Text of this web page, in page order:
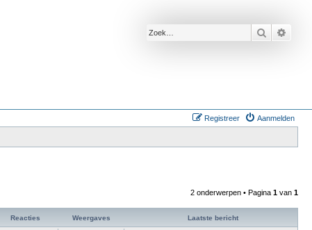
Zoek
Aanmelden
Registreer
2 onderwerpen • Pagina 1 van 1
Reacties Weergaves Laatste bericht